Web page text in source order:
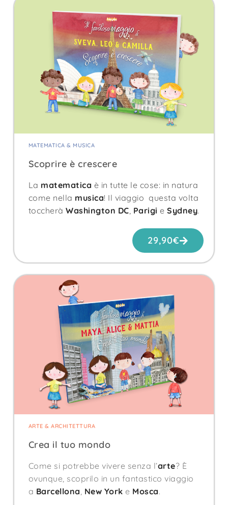
MATEMATICA & MUSICA
Scoprire è crescere
La matematica è in tutte le cose: in natura
come nella musica! Il viaggio questa volta
toccherà Washington DC Parigi e Sydney.
29,90€
ARTE & ARCHITETTURA
Crea il tuo mondo
Come si potrebbe vivere senza l’arte? È
ovunque, scoprilo in un fantastico viaggio
a Barcellona New York e Mosca.